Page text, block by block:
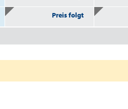
Preis folgt